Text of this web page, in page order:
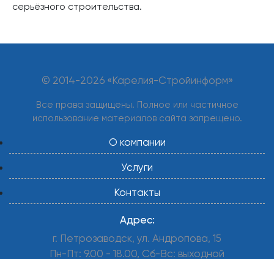
серьёзного строительства.
© 2014-2026 «Карелия-Стройинформ»
Все права защищены. Полное или частичное
использование материалов сайта запрещено.
О компании
Услуги
Контакты
Адрес:
г. Петрозаводск, ул. Андропова, 15
Пн-Пт: 9.00 - 18.00, Сб-Вс: выходной